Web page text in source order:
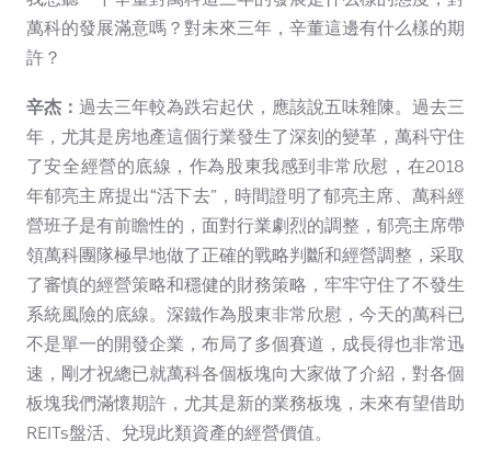
萬科的發展滿意嗎？對未來三年，辛董這邊有什么樣的期
許？
辛杰： 過去三年較為跌宕起伏，應該說五味雜陳。過去三
年，尤其是房地產這個行業發生了深刻的變革，萬科守住
了安全經營的底線，作為股東我感到非常欣慰，在2018
年郁亮主席提出“活下去”，時間證明了郁亮主席、萬科經
營班子是有前瞻性的，面對行業劇烈的調整，郁亮主席帶
領萬科團隊極早地做了正確的戰略判斷和經營調整，采取
了審慎的經營策略和穩健的財務策略，牢牢守住了不發生
系統風險的底線。深鐵作為股東非常欣慰，今天的萬科已
不是單一的開發企業，布局了多個賽道，成長得也非常迅
速，剛才祝總已就萬科各個板塊向大家做了介紹，對各個
板塊我們滿懷期許，尤其是新的業務板塊，未來有望借助
REITs盤活、兌現此類資產的經營價值。